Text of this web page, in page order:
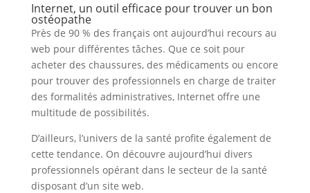
Internet, un outil efficace pour trouver un bon
ostéopathe
Près de 90 % des français ont aujourd’hui recours au
web pour différentes tâches. Que ce soit pour
acheter des chaussures, des médicaments ou encore
pour trouver des professionnels en charge de traiter
des formalités administratives, Internet offre une
multitude de possibilités.
D’ailleurs, l’univers de la santé profite également de
cette tendance. On découvre aujourd’hui divers
professionnels opérant dans le secteur de la santé
disposant d’un site web.